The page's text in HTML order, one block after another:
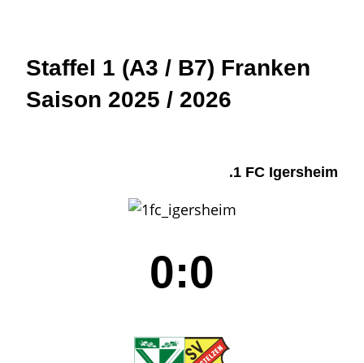
Staffel 1 (A3 / B7) Franken
Saison 2025 / 2026
.1 FC Igersheim
0:0